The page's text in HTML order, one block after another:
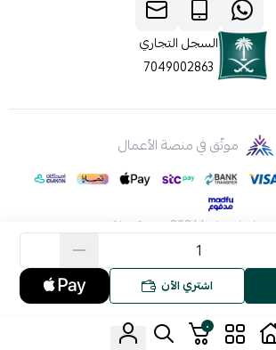
٠
اشتري الآن
السجل التجاري
7049002863
موثّق في منصة الأعمال
صنع بإتقان على | 2026 منصة سلة